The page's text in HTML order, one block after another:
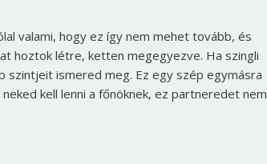
valami, hogy ez így nem mehet tovább, és
hoztok létre, ketten megegyezve. Ha szingli
szintjeit ismered meg. Ez egy szép egymásra
kell lenni a főnöknek, ez partneredet nem